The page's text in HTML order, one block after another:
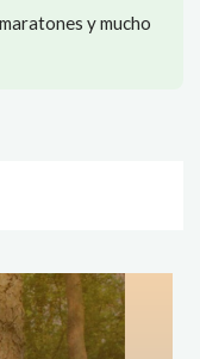
y mucho